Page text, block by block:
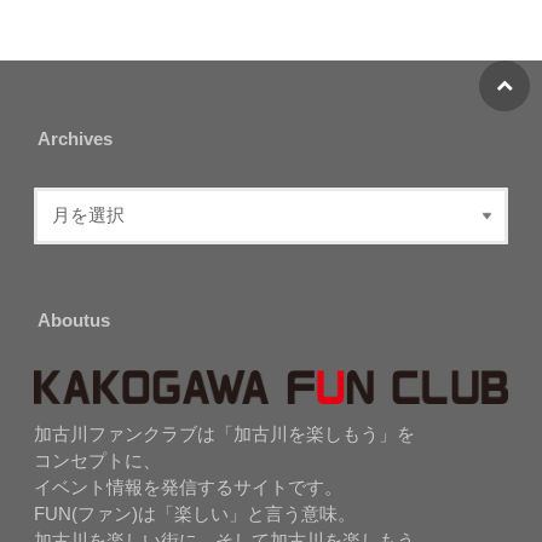
Archives
Aboutus
加古川ファンクラブは「加古川を楽しもう」を
コンセプトに、
イベント情報を発信するサイトです。
FUN(ファン)は「楽しい」と言う意味。